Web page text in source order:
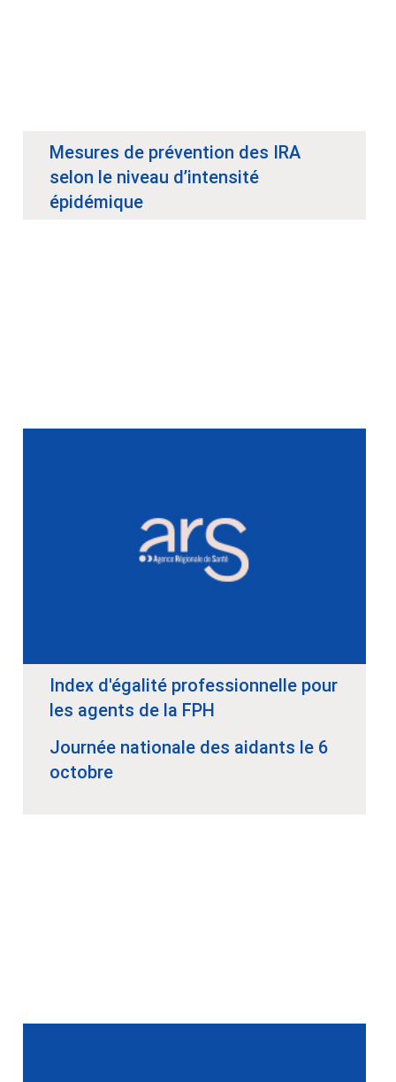
Mesures de prévention des IRA
selon le niveau d’intensité
épidémique
Index d'égalité professionnelle pour
les agents de la FPH
Journée nationale des aidants le 6
octobre